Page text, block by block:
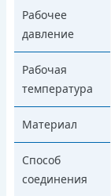
Рабочее
давление
Рабочая
температура
Материал
Способ
соединения